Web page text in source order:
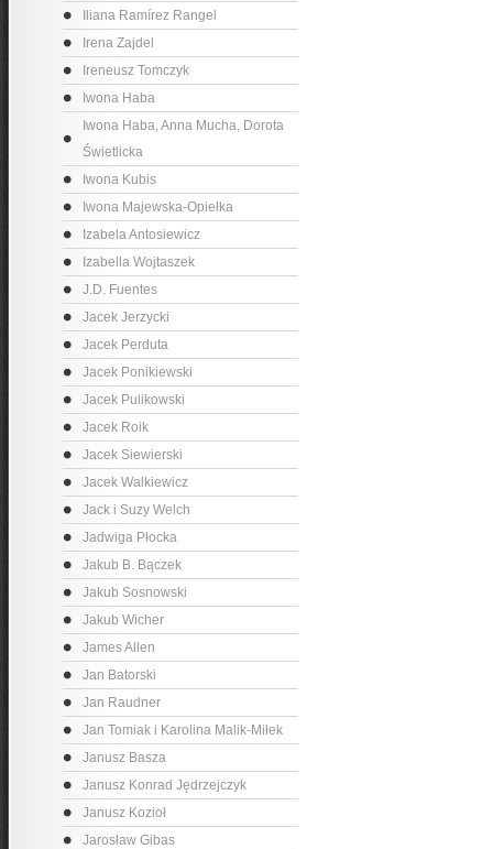
Iliana Ramírez Rangel
Irena Zajdel
Ireneusz Tomczyk
Iwona Haba
Iwona Haba, Anna Mucha, Dorota
Świetlicka
Iwona Kubis
Iwona Majewska-Opiełka
Izabela Antosiewicz
Izabella Wojtaszek
J.D. Fuentes
Jacek Jerzycki
Jacek Perduta
Jacek Ponikiewski
Jacek Pulikowski
Jacek Roik
Jacek Siewierski
Jacek Walkiewicz
Jack i Suzy Welch
Jadwiga Płocka
Jakub B. Bączek
Jakub Sosnowski
Jakub Wicher
James Allen
Jan Batorski
Jan Raudner
Jan Tomiak i Karolina Malik-Miłek
Janusz Basza
Janusz Konrad Jędrzejczyk
Janusz Kozioł
Jarosław Gibas